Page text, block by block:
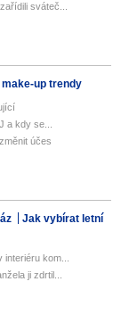
sváteč...
make-up trendy
a kdy se...
účes
Jak vybírat letní
kom...
ji zdrtil...